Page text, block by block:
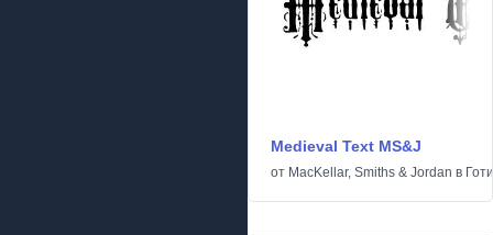
Medieval Text MS&J
от MacKellar, Smiths & Jordan в